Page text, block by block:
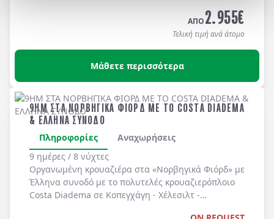
. Διαμονή σε
ΑΠΟ2.955€
Τελική τιμή ανά άτομο
Μάθετε περισσότερα
9ΗΜ ΣΤΑ ΝΟΡΒΗΓΙΚΑ ΦΙΟΡΔ ΜΕ ΤΟ COSTA DIADEMA
& ΕΛΛΗΝΑ ΣΥΝΟΔΟ
Πληροφορίες
Αναχωρήσεις
9 ημέρες / 8 νύχτες
Οργανωμένη κρουαζιέρα στα «Νορβηγικά Φιόρδ» με
Έλληνα συνοδό με το πολυτελές κρουαζιερόπλοιο
Costa Diadema σε Κοπεγχάγη - Χέλεσιλτ -